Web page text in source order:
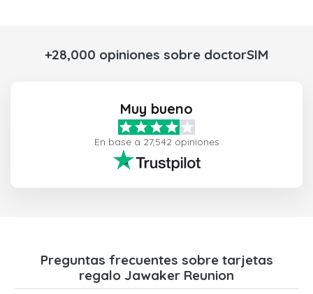
+28,000 opiniones sobre doctorSIM
Muy bueno
En base a 27,542 opiniones
Preguntas frecuentes sobre tarjetas
regalo Jawaker Reunion